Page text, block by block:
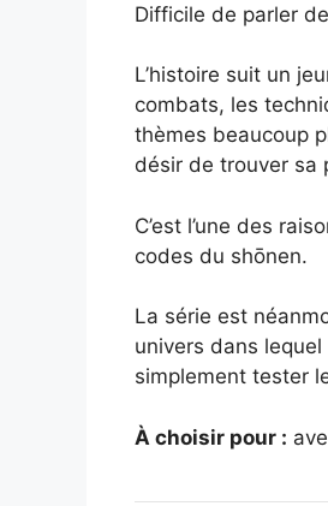
Difficile de parler
L’histoire suit un
combats, les
thèmes beaucoup
désir de trouver sa
C’est l’une des
codes du shōnen.
La série est
univers dans lequel
simplement tester
À choisir pour :